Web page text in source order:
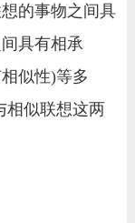
的事物之间具
具有相承
似性)等多
相似联想这两